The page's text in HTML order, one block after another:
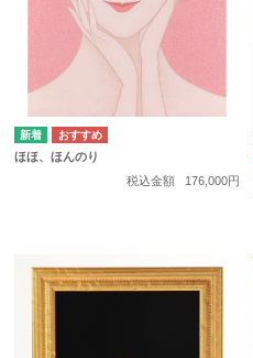
ほほ、ほんのり
税込金額
176,000円